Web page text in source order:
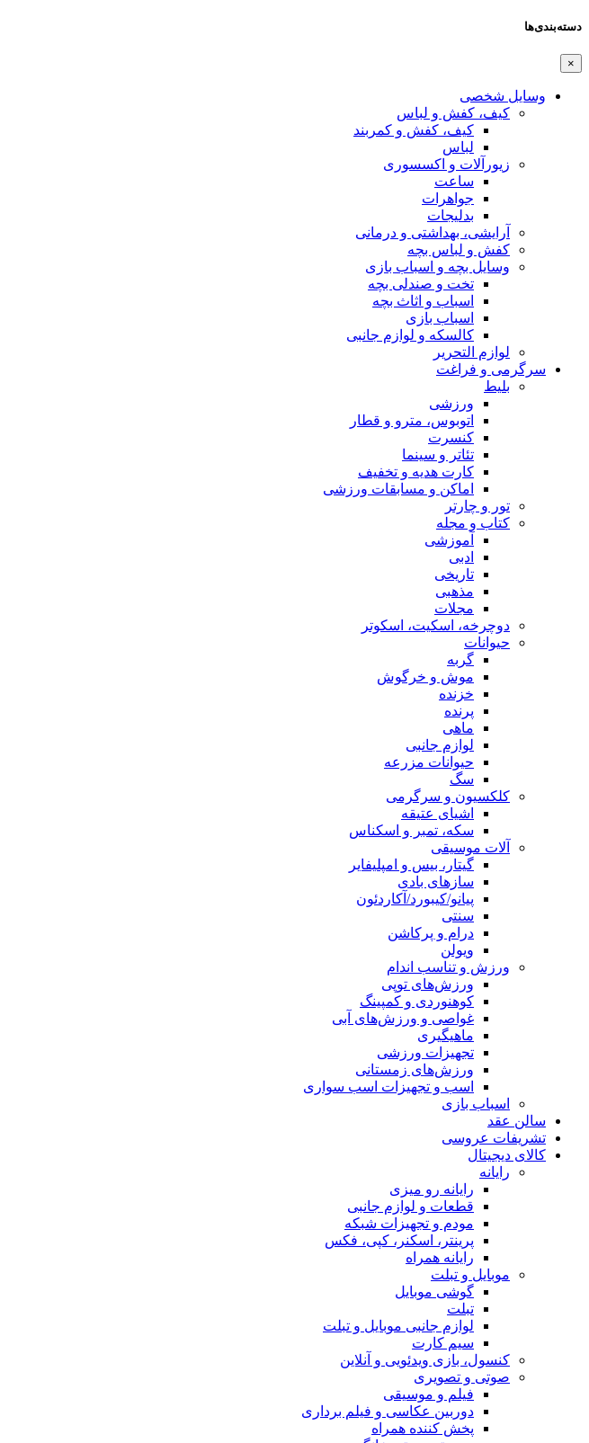
دسته‌بندی‌ها
×
وسایل شخصی
کیف، کفش و لباس
کیف، کفش و کمربند
لباس
زیورآلات و اکسسوری
ساعت
جواهرات
بدلیجات
آرایشی، بهداشتی و درمانی
کفش و لباس بچه
وسایل بچه و اسباب بازی
تخت و صندلی بچه
اسباب و اثاث بچه
اسباب بازی
کالسکه و لوازم جانبی
لوازم التحریر
سرگرمی و فراغت
بلیط
ورزشی
اتوبوس، مترو و قطار
کنسرت
تئاتر و سینما
کارت هدیه و تخفیف
اماکن و مسابقات ورزشی
تور و چارتر
کتاب و مجله
آموزشی
ادبی
تاریخی
مذهبی
مجلات
دوچرخه، اسکیت، اسکوتر
حیوانات
گربه
موش و خرگوش
خزنده
پرنده
ماهی
لوازم جانبی
حیوانات مزرعه
سگ
کلکسیون و سرگرمی
اشیای عتیقه
سکه، تمبر و اسکناس
آلات موسیقی
گیتار، بیس و امپلیفایر
سازهای بادی
پیانو/کیبورد/آکاردئون
سنتی
درام و پرکاشن
ویولن
ورزش و تناسب اندام
ورزش‌های توپی
کوهنوردی و کمپینگ
غواصی و ورزش‌های آبی
ماهیگیری
تجهیزات ورزشی
ورزش‌های زمستانی
اسب و تجهیزات اسب سواری
اسباب‌ بازی
سالن عقد
تشریفات عروسی
کالای دیجیتال
رایانه
رایانه رو میزی
قطعات و لوازم جانبی
مودم و تجهیزات شبکه
پرینتر، اسکنر، کپی، فکس
رایانه همراه
موبایل و تبلت
گوشی موبایل
تبلت
لوازم جانبی موبایل و تبلت
سیم کارت
کنسول، بازی‌ ویدئویی و آنلاین
صوتی و تصویری
فیلم و موسیقی
دوربین عکاسی و فیلم برداری
پخش کننده همراه